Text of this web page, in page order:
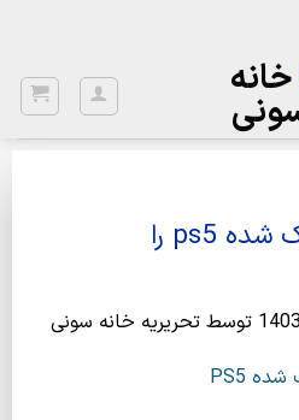
چگونه بازی‌های پاک شده ps5 را
توسط تحریریه خانه سونی